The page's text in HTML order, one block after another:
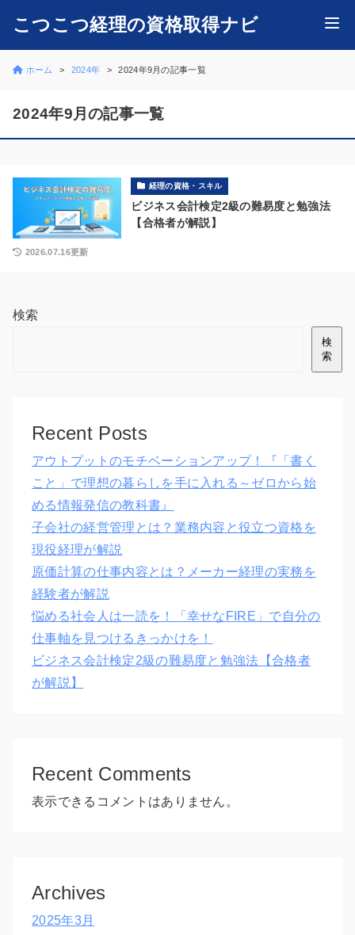
こつこつ経理の資格取得ナビ
ホーム 2024年 2024年9月の記事一覧
2024年9月の記事一覧
経理の資格・スキル
ビジネス会計検定2級の難易度と勉強法
【合格者が解説】
2026.07.16更新
検索
検
索
Recent Posts
アウトプットのモチベーションアップ！『「書く
こと」で理想の暮らしを手に入れる～ゼロから始
める情報発信の教科書』
子会社の経営管理とは？業務内容と役立つ資格を
現役経理が解説
原価計算の仕事内容とは？メーカー経理の実務を
経験者が解説
悩める社会人は一読を！「幸せなFIRE」で自分の
仕事軸を見つけるきっかけを！
ビジネス会計検定2級の難易度と勉強法【合格者
が解説】
Recent Comments
表示できるコメントはありません。
Archives
2025年3月